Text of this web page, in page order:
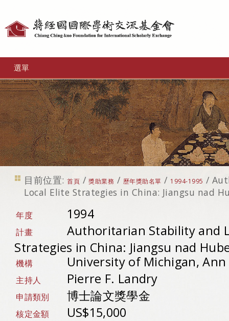
選單
目前位置: 首頁 /獎助業務 / 歷年獎助名單 / 1994-1995 /
Local Elite Strategies in China: Jiangsu nad
年度 1994
計畫
Authoritarian Stability and
Strategies in China: Jiangsu nad
機構 University of Michigan, Ann
主持人 Pierre F. Landry
申請類別 博士論文獎學金
核定金額 US$15,000